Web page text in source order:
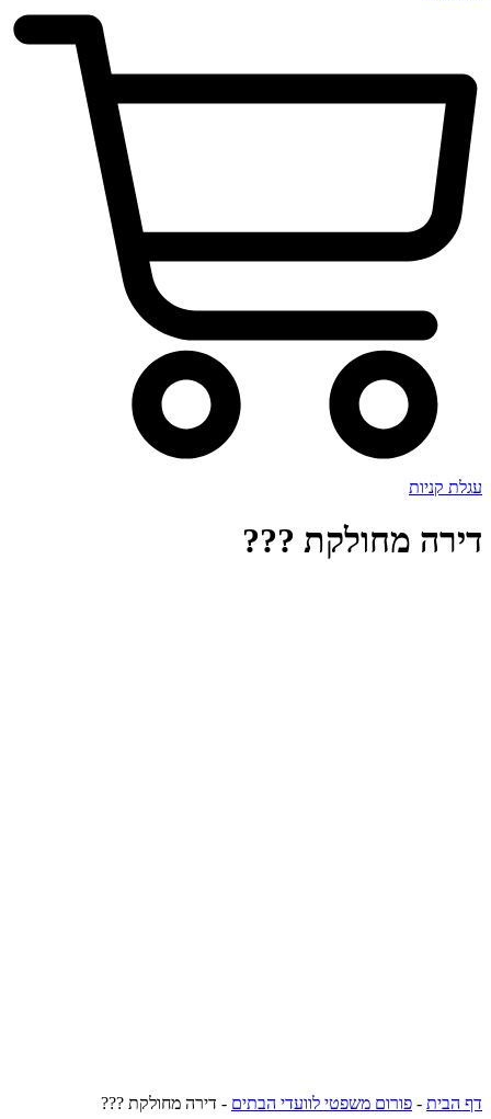
עגלת קניות
דירה מחולקת ???
דף הבית - פורום משפטי לוועדי הבתים - דירה מחולקת ???